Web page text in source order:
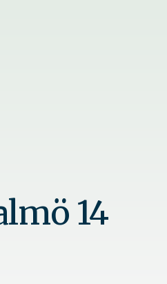
14